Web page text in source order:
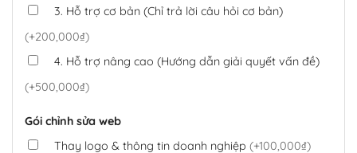
3. Hỗ trợ cơ bản (Chỉ trả lời câu hỏi cơ bản)
(+200,000₫)
4. Hỗ trợ nâng cao (Hướng dẫn giải quyết vấn đề)
(+500,000₫)
Gói chỉnh sửa web
Thay logo & thông tin doanh nghiệp (+100,000₫)